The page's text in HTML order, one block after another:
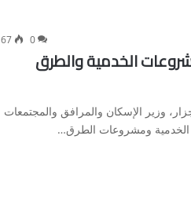
0
67
الخدمية والطرق
وزير الإسكان والمرافق والمجتمعات
الخدمية ومشروعات الطرق…